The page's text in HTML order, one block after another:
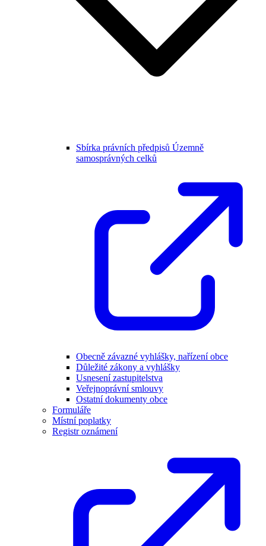
Sbírka právních předpisů Územně
samosprávných celků
Obecně závazné vyhlášky, nařízení obce
Důležité zákony a vyhlášky
Usnesení zastupitelstva
Veřejnoprávní smlouvy
Ostatní dokumenty obce
Formuláře
Místní poplatky
Registr oznámení